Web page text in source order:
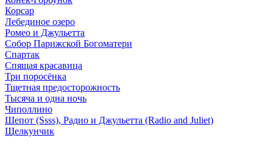
Корсар
Лебединое озеро
Ромео и Джульетта
Собор Парижской Богоматери
Спартак
Спящая красавица
Три поросёнка
Тщетная предосторожность
Тысяча и одна ночь
Чиполлино
Шепот (Ssss), Радио и Джульетта (Radio and Juliet)
Щелкунчик